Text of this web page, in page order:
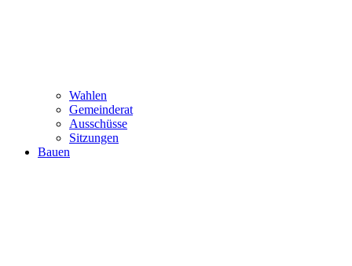
Wahlen
Gemeinderat
Ausschüsse
Sitzungen
Bauen